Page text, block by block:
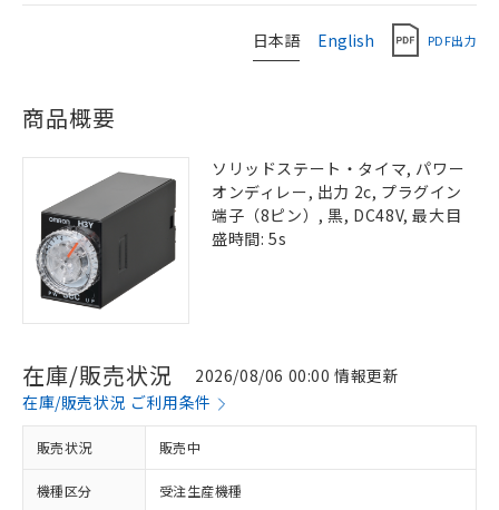
日本語 English PDF出力
商品概要
ソリッドステート・タイマ, パワー
オンディレー, 出力 2c, プラグイン
端子（8ピン）, 黒, DC48V, 最大目
盛時間: 5s
在庫/販売状況
2026/08/06 00:00 情報更新
在庫/販売状況 ご利用条件
販売状況 販売中
機種区分 受注生産機種